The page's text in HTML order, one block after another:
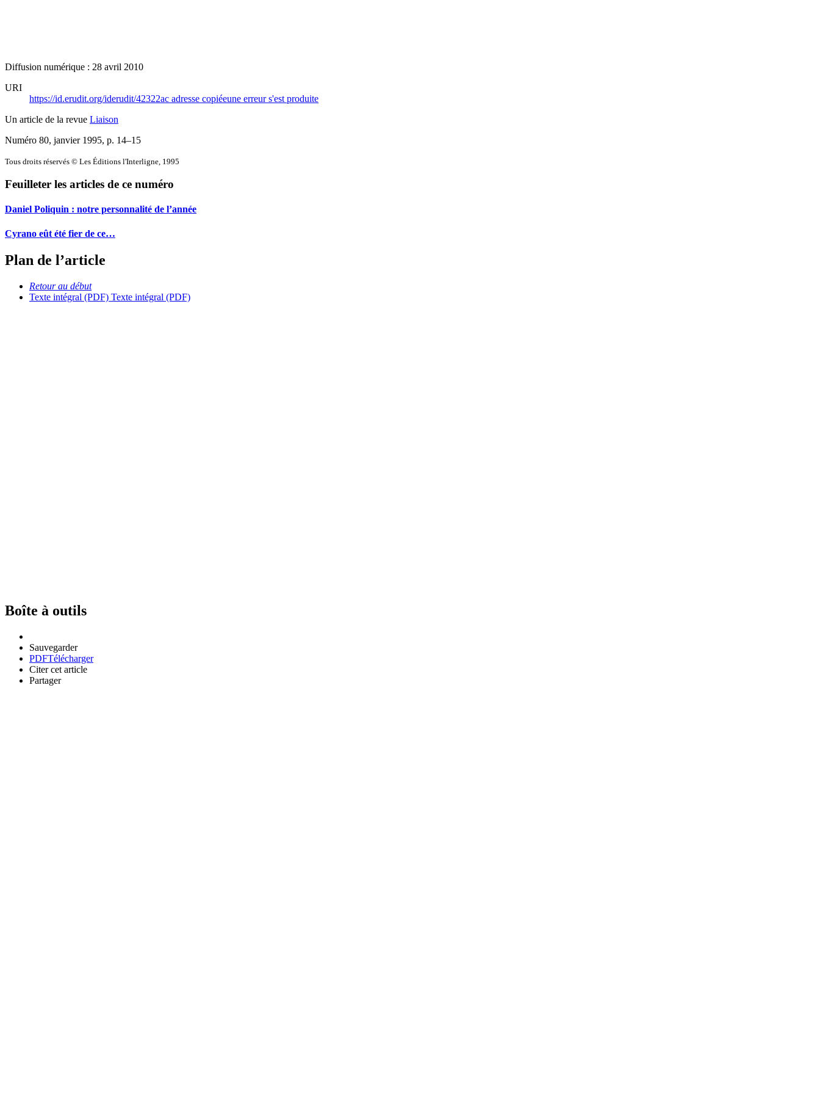
Diffusion numérique : 28 avril 2010
URI
https://id.erudit.org/iderudit/42322ac adresse copiéeune erreur s'est produite
Un article de la revue Liaison
Numéro 80, janvier 1995, p. 14–15
Tous droits réservés © Les Éditions l'Interligne, 1995
Feuilleter les articles de ce numéro
Daniel Poliquin : notre personnalité de l’année
Cyrano eût été fier de ce…
Plan de l’article
Retour au début
Texte intégral (PDF) Texte intégral (PDF)
Boîte à outils
Sauvegarder
PDFTélécharger
Citer cet article
Partager